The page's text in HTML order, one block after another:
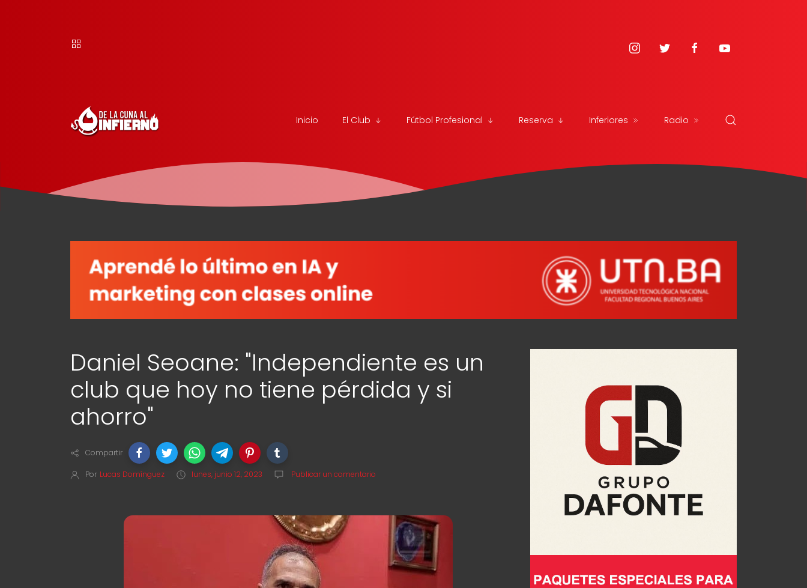
Inicio El Club Fútbol Profesional Reserva Inferiores Radio
Daniel Seoane: "Independiente es un
club que hoy no tiene pérdida y si
ahorro"
Compartir
Por Lucas Domínguez lunes, junio 12, 2023 Publicar un comentario